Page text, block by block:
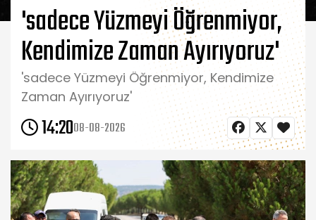
'sadece Yüzmeyi Öğrenmiyor,
Kendimize Zaman Ayırıyoruz'
'sadece Yüzmeyi Öğrenmiyor, Kendimize
Zaman Ayırıyoruz'
14:2008-08-2026